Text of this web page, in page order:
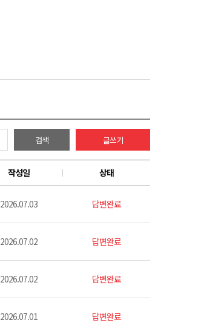
검색 글쓰기
작성일 상태
2026.07.03 답변완료
2026.07.02 답변완료
2026.07.02 답변완료
2026.07.01 답변완료